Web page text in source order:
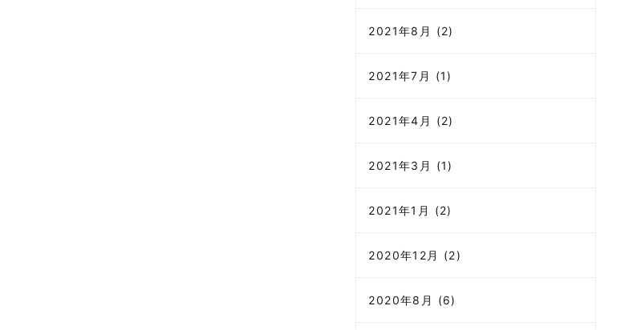
2021年8月 (2)
2021年7月 (1)
2021年4月 (2)
2021年3月 (1)
2021年1月 (2)
2020年12月 (2)
2020年8月 (6)